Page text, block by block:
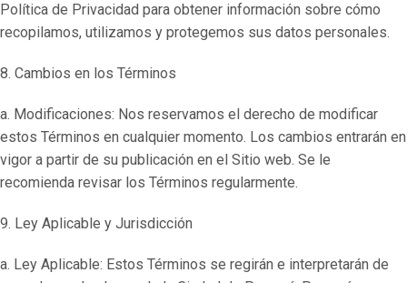
Política de Privacidad para obtener información sobre cómo
recopilamos, utilizamos y protegemos sus datos personales.
8. Cambios en los Términos
a. Modificaciones: Nos reservamos el derecho de modificar
estos Términos en cualquier momento. Los cambios entrarán en
vigor a partir de su publicación en el Sitio web. Se le
recomienda revisar los Términos regularmente.
9. Ley Aplicable y Jurisdicción
a. Ley Aplicable: Estos Términos se regirán e interpretarán de